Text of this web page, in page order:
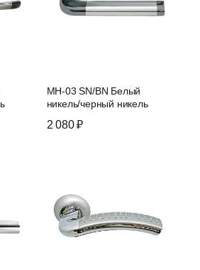
MH-03 SN/BN Белый
никель/черный никель
2 080 ₽